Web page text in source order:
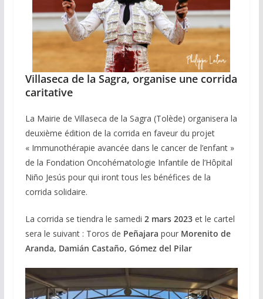
Villaseca de la Sagra, organise une corrida
caritative
La Mairie de Villaseca de la Sagra (Tolède) organisera la
deuxième édition de la corrida en faveur du projet
« Immunothérapie avancée dans le cancer de l’enfant »
de la Fondation Oncohématologie Infantile de l’Hôpital
Niño Jesús pour qui iront tous les bénéfices de la
corrida solidaire.
La corrida se tiendra le samedi 2 mars 2023et le cartel
sera le suivant : Toros de Peñajara pour Morenito de
Aranda, Damián Castaño, Gómez del Pilar